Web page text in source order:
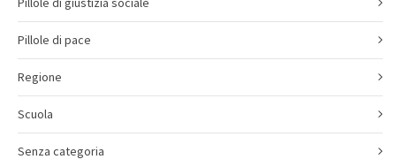
Pillole di pace
Regione
Scuola
Senza categoria